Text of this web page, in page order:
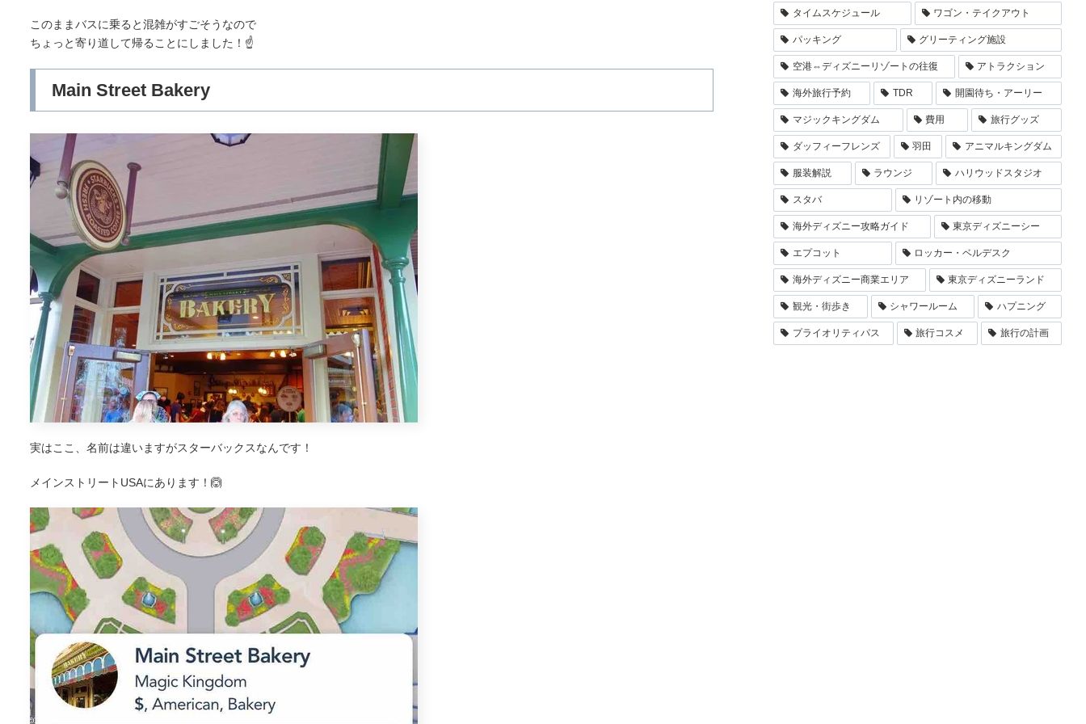
このままバスに乗ると混雑がすごそうなので
ちょっと寄り道して帰ることにしました！☝️
Main Street Bakery
実はここ、名前は違いますがスターバックスなんです！
メインストリートUSAにあります！🙆
タイムスケジュール ワゴン・テイクアウト
パッキング グリーティング施設
空港⇔ディズニーリゾートの往復 アトラクション
海外旅行予約 TDR 開園待ち・アーリー
マジックキングダム 費用 旅行グッズ
ダッフィーフレンズ 羽田 アニマルキングダム
服装解説 ラウンジ ハリウッドスタジオ
スタバ リゾート内の移動
海外ディズニー攻略ガイド 東京ディズニーシー
エプコット ロッカー・ベルデスク
海外ディズニー商業エリア 東京ディズニーランド
観光・街歩き シャワールーム ハプニング
プライオリティパス 旅行コスメ 旅行の計画